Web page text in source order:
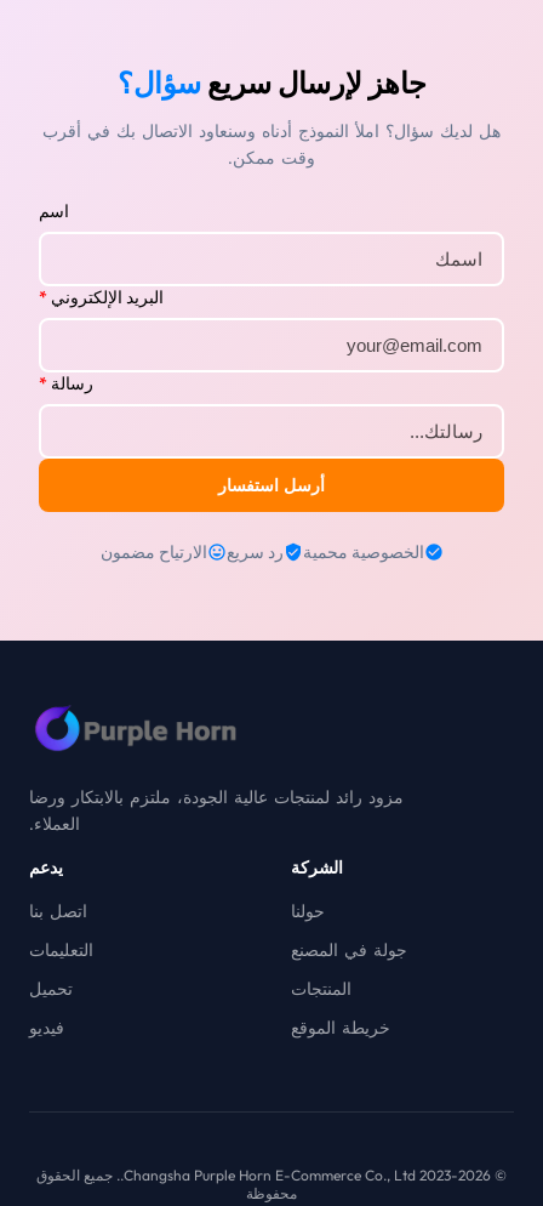
جاهز لإرسال سريعسؤال؟
هل لديك سؤال؟ املأ النموذج أدناه وسنعاود الاتصال بك في أقرب
وقت ممكن.
اسم
البريد الإلكتروني *
رسالة *
أرسل استفسار
الخصوصية محمية رد سريع الارتياح مضمون
مزود رائد لمنتجات عالية الجودة، ملتزم بالابتكار ورضا
العملاء.
الشركة
حولنا
جولة في المصنع
المنتجات
خريطة الموقع
يدعم
اتصل بنا
التعليمات
تحميل
فيديو
© 2023-2026 Changsha Purple Horn E-Commerce Co., Ltd.. جميع الحقوق
محفوظة